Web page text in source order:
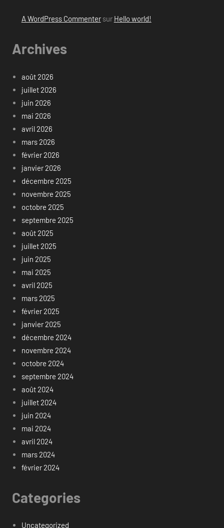
A WordPress Commentersur Hello world!
Archives
août 2026
juillet 2026
juin 2026
mai 2026
avril 2026
mars 2026
février 2026
janvier 2026
décembre 2025
novembre 2025
octobre 2025
septembre 2025
août 2025
juillet 2025
juin 2025
mai 2025
avril 2025
mars 2025
février 2025
janvier 2025
décembre 2024
novembre 2024
octobre 2024
septembre 2024
août 2024
juillet 2024
juin 2024
mai 2024
avril 2024
mars 2024
février 2024
Categories
Uncategorized